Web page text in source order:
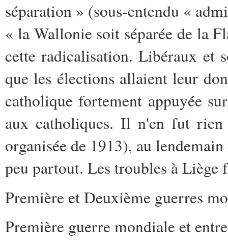
séparation » (sous-entendu «
« la Wallonie soit séparée de la
cette radicalisation. Libéraux et
que les élections allaient leur
catholique fortement appuyée
aux catholiques. Il n'en fut
organisée de 1913), au
peu partout. Les troubles à Liège
Première et Deuxième guerres
Première guerre mondiale et